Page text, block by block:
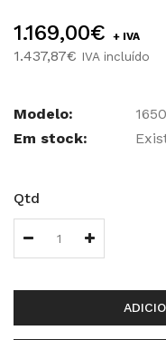
1.169,00€ + IVA
1.437,87€ IVA incluído
Modelo:
Em stock:
Qtd